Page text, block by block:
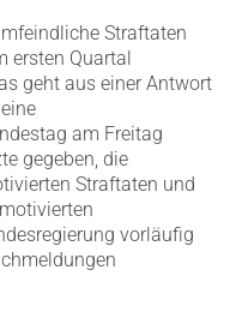
Straftaten
ersten Quartal
geht aus einer Antwort
am Freitag
gegeben, die
Straftaten und
vorläufig